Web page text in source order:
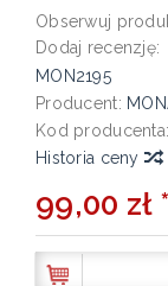
Obserwuj
Dodaj recenzję:
MON2195
Producent:
Kod producenta:
Historia ceny
99,00 zł *